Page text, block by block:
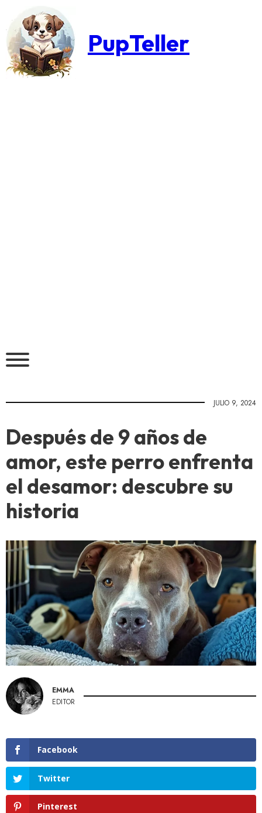
PupTeller
JULIO 9, 2024
Después de 9 años de
amor, este perro enfrenta
el desamor: descubre su
historia
EMMA
EDITOR
Facebook
Twitter
Pinterest